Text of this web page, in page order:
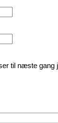
til næste gang